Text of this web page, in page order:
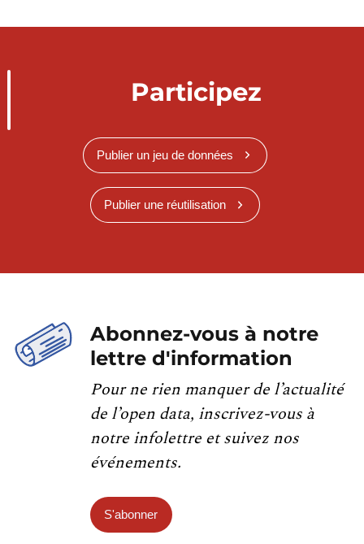
Participez
Publier un jeu de données
Publier une réutilisation
Abonnez-vous à notre
lettre d'information
Pour ne rien manquer de l’actualité
de l’open data, inscrivez-vous à
notre infolettre et suivez nos
événements.
S'abonner